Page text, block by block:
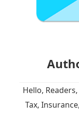
Hello, Readers,
Tax, Insurance,